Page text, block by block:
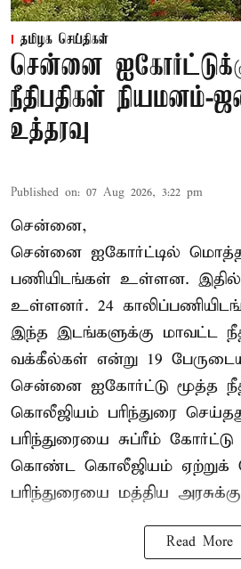
தமிழக செய்திகள்
சென்னை
நீதிபதிகள் நியமனம்-
உத்தரவு
Published on: 07 Aug 2026, 3:22 pm
சென்னை,
சென்னை ஐகோர்ட்டில்
பணியிடங்கள் உள்ளன. இதில்
உள்ளனர். 24
இந்த இடங்களுக்கு மாவட்ட
வக்கீல்கள் என்று 19
சென்னை ஐகோர்ட்டு மூத்த
கொலீஜியம் பரிந்துரை
பரிந்துரையை சுப்ரீம்
கொண்ட கொலீஜியம்
பரிந்துரையை மத்திய
Read More